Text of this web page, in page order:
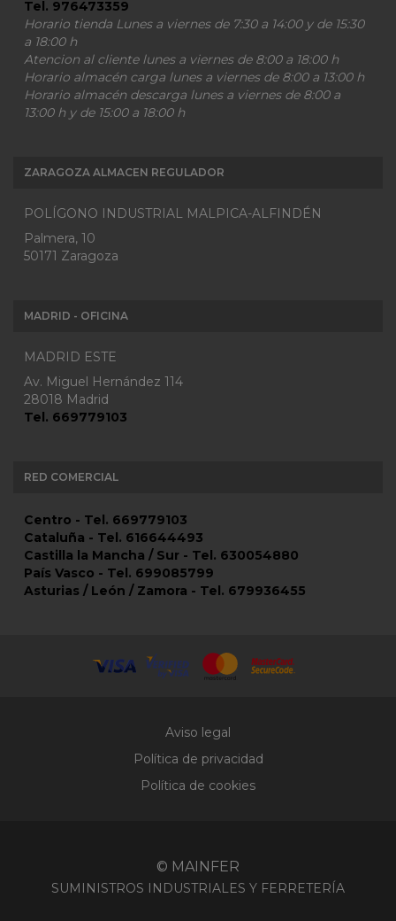
Tel. 976473359
Horario tienda Lunes a viernes de 7:30 a 14:00 y de 15:30
a 18:00 h
Atencion al cliente lunes a viernes de 8:00 a 18:00 h
Horario almacén carga lunes a viernes de 8:00 a 13:00 h
Horario almacén descarga lunes a viernes de 8:00 a
13:00 h y de 15:00 a 18:00 h
ZARAGOZA ALMACEN REGULADOR
POLÍGONO INDUSTRIAL MALPICA-ALFINDÉN
Palmera, 10
50171 Zaragoza
MADRID - OFICINA
MADRID ESTE
Av. Miguel Hernández 114
28018 Madrid
Tel. 669779103
RED COMERCIAL
Centro - Tel. 669779103
Cataluña - Tel. 616644493
Castilla la Mancha / Sur - Tel. 630054880
País Vasco - Tel. 699085799
Asturias / León / Zamora - Tel. 679936455
Aviso legal
Política de privacidad
Política de cookies
© MAINFER
SUMINISTROS INDUSTRIALES Y FERRETERÍA